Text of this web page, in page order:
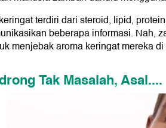
terdiri dari steroid, lipid,
beberapa informasi. Nah,
menjebak aroma keringat mereka
Tak Masalah, Asal....